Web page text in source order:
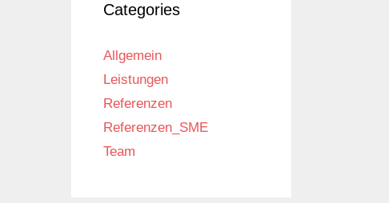
Categories
Allgemein
Leistungen
Referenzen
Referenzen_SME
Team